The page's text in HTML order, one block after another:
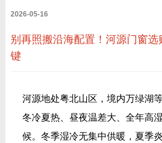
2026-05-16
别再照搬沿海配置！河源门窗
键
河源地处粤北山区，境内万绿湖
冬冷夏热、昼夜温差大、全年高
候。冬季湿冷无集中供暖，夏季